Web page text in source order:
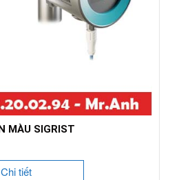
MÀU SIGRIST
Chi tiết